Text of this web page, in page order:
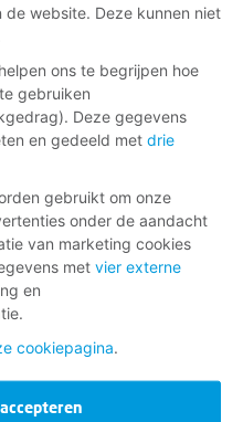
website. Deze kunnen niet
helpen ons te begrijpen hoe
gebruiken
Deze gegevens
en gedeeld met drie
gebruikt om onze
onder de aandacht
van marketing cookies
met vier externe
en
cookiepagina.